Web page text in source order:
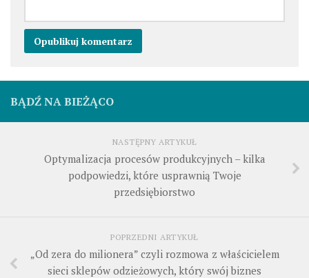
BĄDŹ NA BIEŻĄCO
NASTĘPNY ARTYKUŁ
Optymalizacja procesów produkcyjnych – kilka
podpowiedzi, które usprawnią Twoje
przedsiębiorstwo
POPRZEDNI ARTYKUŁ
„Od zera do milionera” czyli rozmowa z właścicielem
sieci sklepów odzieżowych, który swój biznes